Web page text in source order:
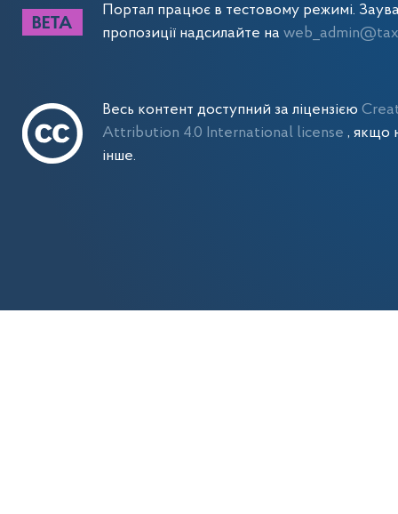
Портал працює в тестовому режимі.
пропозиції надсилайте на
Весь контент доступний за ліцензією
Attribution 4.0 International license , якщо
інше.